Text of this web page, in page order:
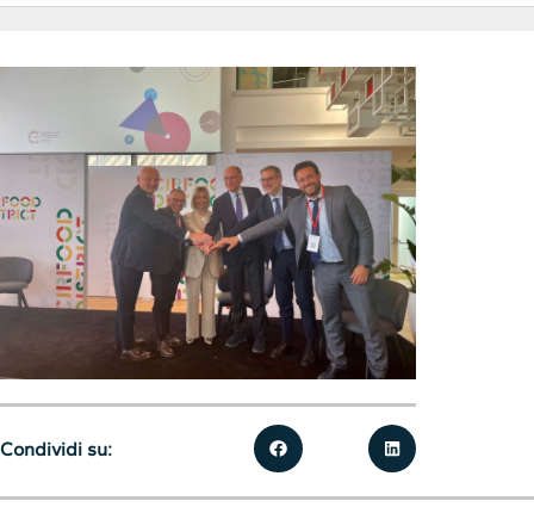
Condividi su: